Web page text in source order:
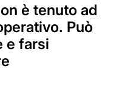
è tenuto ad
Può
e farsi